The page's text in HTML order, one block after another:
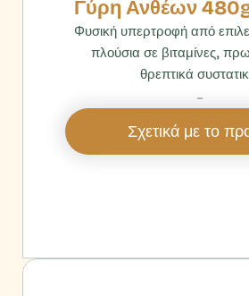
Γύρη Ανθέων
Φυσική υπερτροφή από
πλούσια σε βιταμίνες,
θρεπτικά
‎
Σχετικά με το